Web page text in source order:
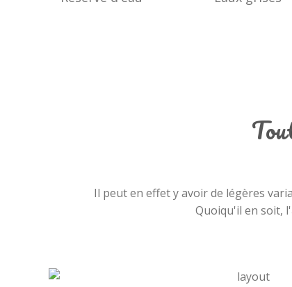
Il peut en effet y avoir de légères
Quoiqu'il en soit,